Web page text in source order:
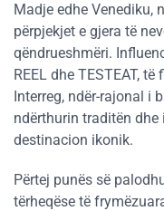
Madje edhe Venediku,
përpjekjet e gjera të
qëndrueshmëri.
REEL dhe TESTEAT,
Interreg, ndër-rajonal i
ndërthurin traditën
destinacion ikonik.
Përtej punës së
tërheqëse të